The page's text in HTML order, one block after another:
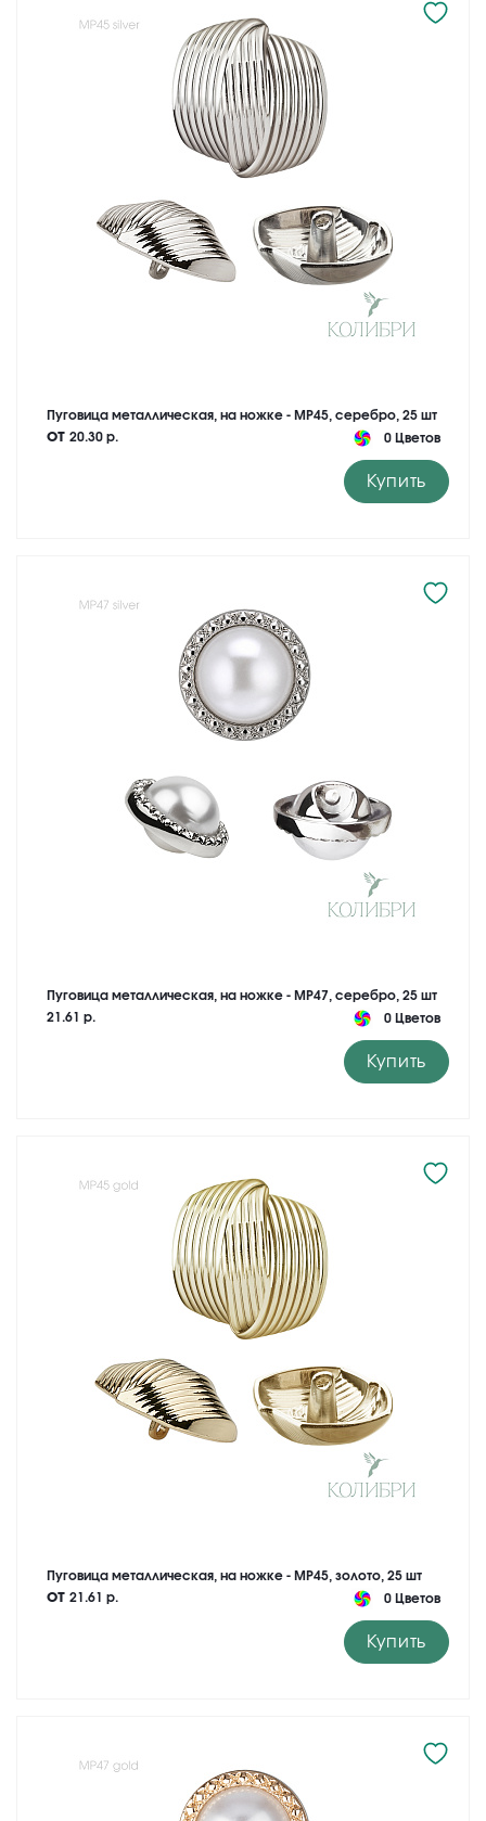
Пуговица металлическая, на ножке - MP45, серебро, 25 шт
от 20.30 р. 0 Цветов
Купить
Пуговица металлическая, на ножке - MP47, серебро, 25 шт
21.61 р.
0 Цветов
Купить
Пуговица металлическая, на ножке - MP45, золото, 25 шт
от 21.61 р. 0 Цветов
Купить